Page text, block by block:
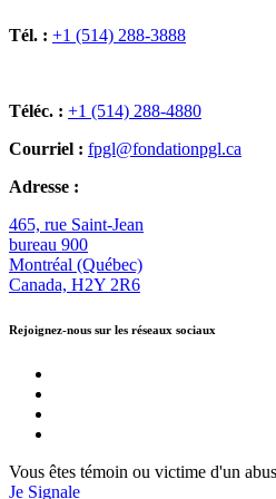
Tél. : +1 (514) 288-3888
Téléc. : +1 (514) 288-4880
Courriel : fpgl@fondationpgl.ca
Adresse :
465, rue Saint-Jean
bureau 900
Montréal (Québec)
Canada, H2Y 2R6
Rejoignez-nous sur les réseaux sociaux
Vous êtes témoin ou victime d'un
Je Signale